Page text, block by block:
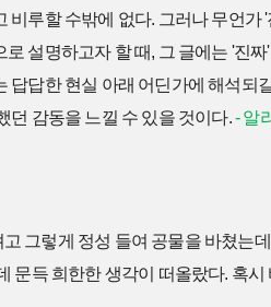
비루할 수밖에 없다. 그러나 무언
설명하고자 할 때, 그 글에는 '진
답답한 현실 아래 어딘가에 해석되
던 감동을 느낄 수 있을 것이다.- 알
그렇게 정성 들여 공물을 바쳤는
문득 희한한 생각이 떠올랐다. 혹